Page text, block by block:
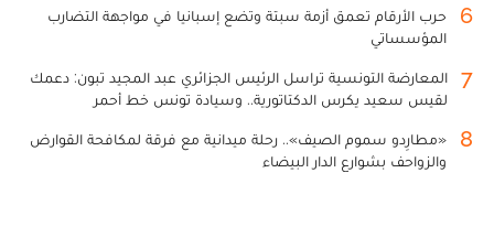
6
حرب الأرقام تعمق أزمة سبتة وتضع إسبانيا في مواجهة التضارب
المؤسساتي
7
المعارضة التونسية تراسل الرئيس الجزائري عبد المجيد تبون: دعمك
لقيس سعيد يكرس الدكتاتورية.. وسيادة تونس خط أحمر
8
«مطارِدو سموم الصيف».. رحلة ميدانية مع فرقة لمكافحة القوارض
والزواحف بشوارع الدار البيضاء